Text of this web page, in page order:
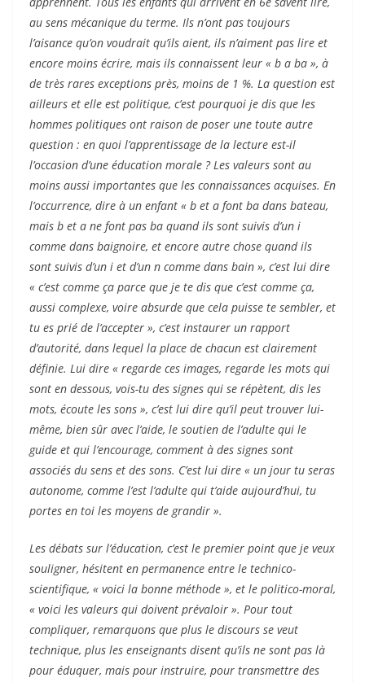
au sens mécanique du terme. Ils n’ont pas toujours
l’aisance qu’on voudrait qu’ils aient, ils n’aiment pas lire et
encore moins écrire, mais ils connaissent leur « b a ba », à
de très rares exceptions près, moins de 1 %. La question est
ailleurs et elle est politique, c’est pourquoi je dis que les
hommes politiques ont raison de poser une toute autre
question : en quoi l’apprentissage de la lecture est-il
l’occasion d’une éducation morale ? Les valeurs sont au
moins aussi importantes que les connaissances acquises. En
l’occurrence, dire à un enfant « b et a font ba dans bateau,
mais b et a ne font pas ba quand ils sont suivis d’un i
comme dans baignoire, et encore autre chose quand ils
sont suivis d’un i et d’un n comme dans bain », c’est lui dire
« c’est comme ça parce que je te dis que c’est comme ça,
aussi complexe, voire absurde que cela puisse te sembler, et
tu es prié de l’accepter », c’est instaurer un rapport
d’autorité, dans lequel la place de chacun est clairement
définie. Lui dire « regarde ces images, regarde les mots qui
sont en dessous, vois-tu des signes qui se répètent, dis les
mots, écoute les sons », c’est lui dire qu’il peut trouver lui-
même, bien sûr avec l’aide, le soutien de l’adulte qui le
guide et qui l’encourage, comment à des signes sont
associés du sens et des sons. C’est lui dire « un jour tu seras
autonome, comme l’est l’adulte qui t’aide aujourd’hui, tu
portes en toi les moyens de grandir ».
Les débats sur l’éducation, c’est le premier point que je veux
souligner, hésitent en permanence entre le technico-
scientifique, « voici la bonne méthode », et le politico-moral,
« voici les valeurs qui doivent prévaloir ». Pour tout
compliquer, remarquons que plus le discours se veut
technique, plus les enseignants disent qu’ils ne sont pas là
pour éduquer, mais pour instruire, pour transmettre des